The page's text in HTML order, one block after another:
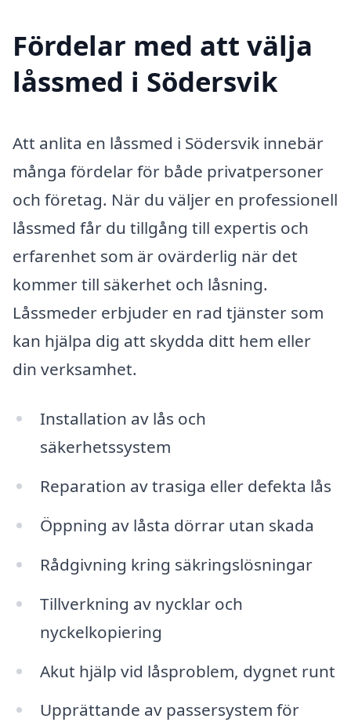
Fördelar med att välja
låssmed i Södersvik
Att anlita en låssmed i Södersvik innebär
många fördelar för både privatpersoner
och företag. När du väljer en professionell
låssmed får du tillgång till expertis och
erfarenhet som är ovärderlig när det
kommer till säkerhet och låsning.
Låssmeder erbjuder en rad tjänster som
kan hjälpa dig att skydda ditt hem eller
din verksamhet.
Installation av lås och
säkerhetssystem
Reparation av trasiga eller defekta lås
Öppning av låsta dörrar utan skada
Rådgivning kring säkringslösningar
Tillverkning av nycklar och
nyckelkopiering
Akut hjälp vid låsproblem, dygnet runt
Upprättande av passersystem för